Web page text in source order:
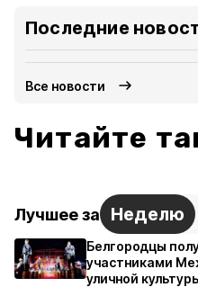
Последние
Все новости
Читайте
Лучшее за Неделю
Белгородцы
участниками
уличной